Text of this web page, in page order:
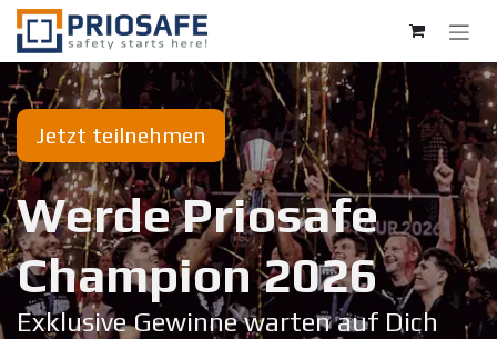
Zum Inhalt springen
Jetzt teilnehmen
Werde Priosafe
Champion 20​26
Exklusive Gewinne warten auf Dich